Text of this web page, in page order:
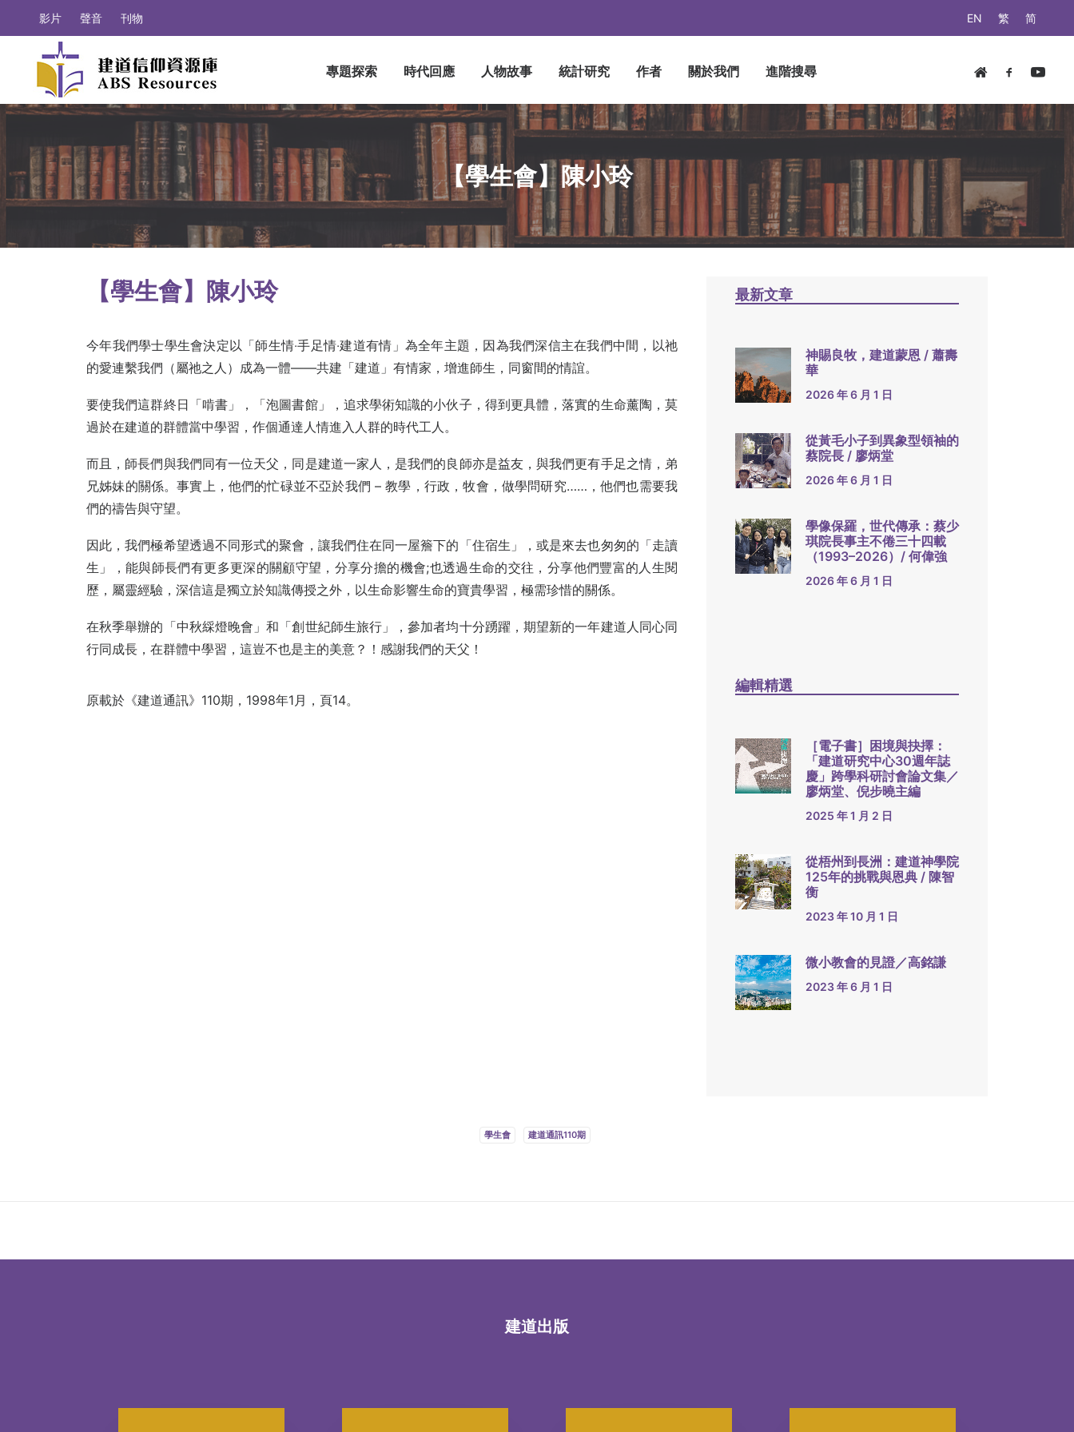
EN 繁 简
影片 聲音 刊物
專題探索 時代回應 人物故事 統計研究 作者 關於我們 進階搜尋
【學生會】陳小玲
【學生會】陳小玲
今年我們學士學生會決定以「師生情‧手足情‧建道有情」為全年主題，因為我們深信主在我們中間，以祂
的愛連繫我們（屬祂之人）成為一體——共建「建道」有情家，增進師生，同窗間的情誼。
要使我們這群終日「啃書」，「泡圖書館」，追求學術知識的小伙子，得到更具體，落實的生命薰陶，莫
過於在建道的群體當中學習，作個通達人情進入人群的時代工人。
而且，師長們與我們同有一位天父，同是建道一家人，是我們的良師亦是益友，與我們更有手足之情，弟
兄姊妹的關係。事實上，他們的忙碌並不亞於我們 – 教學，行政，牧會，做學問研究……，他們也需要我
們的禱告與守望。
因此，我們極希望透過不同形式的聚會，讓我們住在同一屋簷下的「住宿生」，或是來去也匆匆的「走讀
生」，能與師長們有更多更深的關顧守望，分享分擔的機會;也透過生命的交往，分享他們豐富的人生閱
歷，屬靈經驗，深信這是獨立於知識傳授之外，以生命影響生命的寶貴學習，極需珍惜的關係。
在秋季舉辦的「中秋綵燈晚會」和「創世紀師生旅行」，參加者均十分踴躍，期望新的一年建道人同心同
行同成長，在群體中學習，這豈不也是主的美意？！感謝我們的天父！
原載於《建道通訊》110期，1998年1月，頁14。
最新文章
神賜良牧，建道蒙恩 / 蕭壽
華
2026 年 6 月 1 日
從黃毛小子到異象型領袖的
蔡院長 / 廖炳堂
2026 年 6 月 1 日
學像保羅，世代傳承：蔡少
琪院長事主不倦三十四載
（1993–2026）/ 何偉強
2026 年 6 月 1 日
編輯精選
［電子書］困境與抉擇：
「建道研究中心30週年誌
慶」跨學科研討會論文集／
廖炳堂、倪步曉主編
2025 年 1 月 2 日
從梧州到長洲：建道神學院
125年的挑戰與恩典 / 陳智
衡
2023 年 10 月 1 日
微小教會的見證／高銘謙
2023 年 6 月 1 日
學生會 建道通訊110期
建道出版